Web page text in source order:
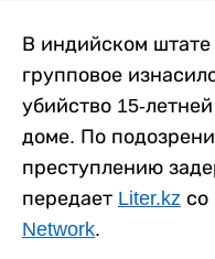
В индийском
групповое
убийство 15-
доме. По
преступлению
передает Liter.kz со
Network.